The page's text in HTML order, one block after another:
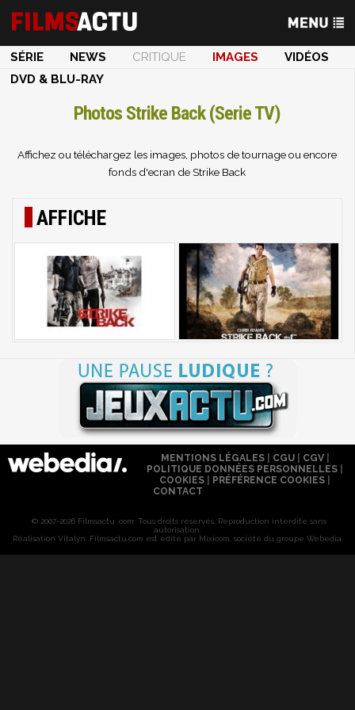
SÉRIE NEWS CRITIQUE IMAGES
VIDÉOS
DVD & BLU-RAY
Photos Strike Back (Serie TV)
Affichez ou téléchargez les images, photos de tournage ou encore
fonds d'ecran de Strike Back
AFFICHE
MENTIONS LÉGALES| CGU| CGV|
POLITIQUE DONNÉES PERSONNELLES
COOKIES
PRÉFÉRENCE COOKIES
CONTACT
© 2007-2026 Filmsactu .com. Tous droits réservés. Reproduction interdite sans
autorisation.
Réalisation Vitalyn . Filmsactu .com est édité par Mixicom, société du groupe Webedia.